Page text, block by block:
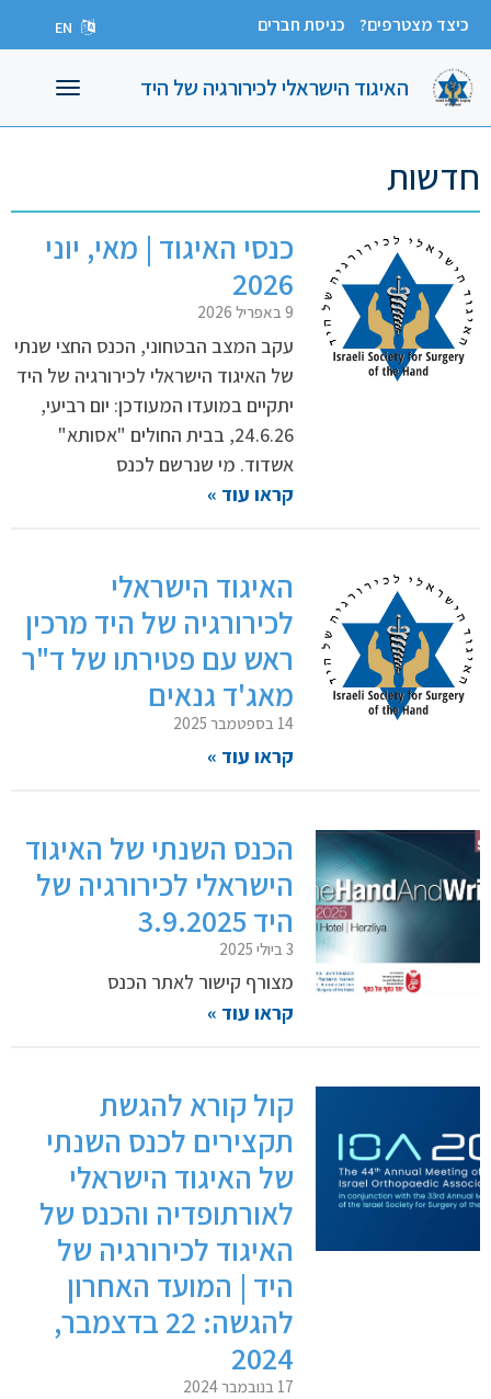
כיצד מצטרפים? כניסת חברים EN
האיגוד הישראלי לכירורגיה של היד תפריט
חדשות
כנסי האיגוד | מאי, יוני
2026
9 באפריל 2026
עקב המצב הבטחוני, הכנס החצי שנתי
של האיגוד הישראלי לכירורגיה של היד
יתקיים במועדו המעודכן: יום רביעי,
24.6.26, בבית החולים "אסותא"
אשדוד. מי שנרשם לכנס
קראו עוד »
האיגוד הישראלי
לכירורגיה של היד מרכין
ראש עם פטירתו של ד"ר
מאג'ד גנאים
14 בספטמבר 2025
קראו עוד »
הכנס השנתי של האיגוד
הישראלי לכירורגיה של
היד 3.9.2025
3 ביולי 2025
מצורף קישור לאתר הכנס
קראו עוד »
קול קורא להגשת
תקצירים לכנס השנתי
של האיגוד הישראלי
לאורתופדיה והכנס של
האיגוד לכירורגיה של
היד | המועד האחרון
להגשה: 22 בדצמבר,
2024
17 בנובמבר 2024